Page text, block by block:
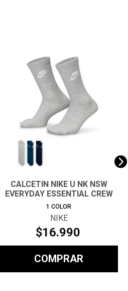
CALCETIN NIKE U NK NSW
EVERYDAY ESSENTIAL CREW
3PR
1 COLOR
NIKE
$16.990
COMPRAR